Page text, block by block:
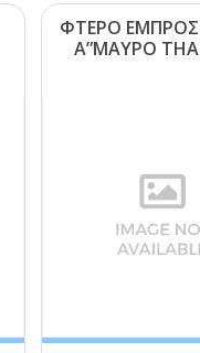
ΦΤΕΡΟ ΕΜΠΡΟΣ
Α”ΜΑΥΡΟ